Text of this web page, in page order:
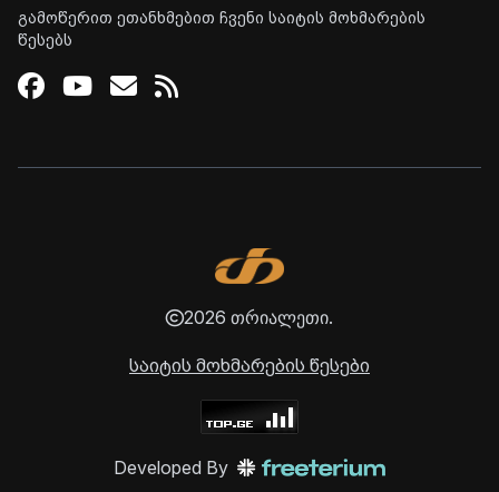
გამოწერით ეთანხმებით ჩვენი საიტის მოხმარების
წესებს
Facebook
Youtube
Email
RSS
2026 თრიალეთი.
საიტის მოხმარების წესები
Developed By